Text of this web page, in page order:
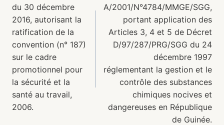
du 30 décembre
2016, autorisant la
ratification de la
convention (n° 187)
sur le cadre
promotionnel pour
la sécurité et la
santé au travail,
2006.
A/2001/N°4784/MMGE/SGG,
portant application des
Articles 3, 4 et 5 de Décret
D/97/287/PRG/SGG du 24
décembre 1997
réglementant la gestion et le
contrôle des substances
chimiques nocives et
dangereuses en République
de Guinée.